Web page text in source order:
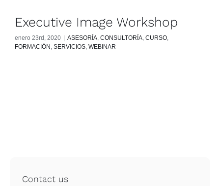
Executive Image Workshop
enero 23rd, 2020 ASESORÍA, CONSULTORÍA, CURSO,
FORMACIÓN , SERVICIOS, WEBINAR
Contact us